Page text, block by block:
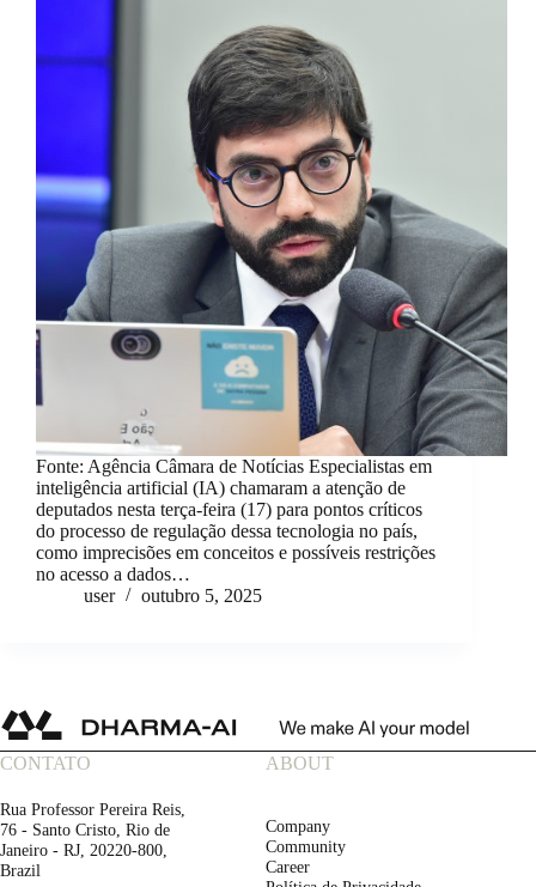
Fonte: Agência Câmara de Notícias Especialistas em
inteligência artificial (IA) chamaram a atenção de
deputados nesta terça-feira (17) para pontos críticos
do processo de regulação dessa tecnologia no país,
como imprecisões em conceitos e possíveis restrições
no acesso a dados…
user
outubro 5, 2025
CONTATO
Rua Professor Pereira Reis,
76 - Santo Cristo, Rio de
Janeiro - RJ, 20220-800,
Brazil
ABOUT
Company
Community
Career